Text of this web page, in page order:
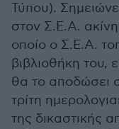
Τύπου).
στον Σ.Ε.Α.
οποίο ο Σ.Ε.Α.
βιβλιοθήκη του,
θα το αποδώσει
τρίτη
της δικαστικής